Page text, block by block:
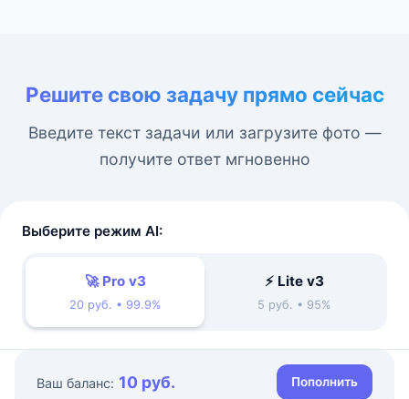
Решите свою задачу прямо сейчас
Введите текст задачи или загрузите фото —
получите ответ мгновенно
Выберите режим AI:
🚀 Pro v3
20 руб. • 99.9%
⚡ Lite v3
5 руб. • 95%
Ваш баланс: 10 руб. Пополнить